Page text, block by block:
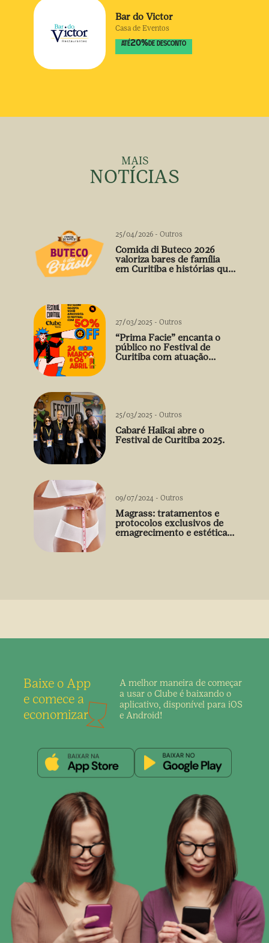
Bar do Victor
Casa de Eventos
ATÉ20% DE DESCONTO
MAIS
NOTÍCIAS
25/04/2026 - Outros
Comida di Buteco 2026
valoriza bares de família
em Curitiba e histórias que
27/03/2025 - Outros
“Prima Facie” encanta o
público no Festival de
Curitiba com atuação
25/03/2025 - Outros
Cabaré Haikai abre o
Festival de Curitiba 2025.
09/07/2024 - Outros
Magrass: tratamentos e
protocolos exclusivos de
emagrecimento e estética
Baixe o App
e comece a
economizar
A melhor maneira de começar
a usar o Clube é baixando o
aplicativo, disponível para iOS
e Android!